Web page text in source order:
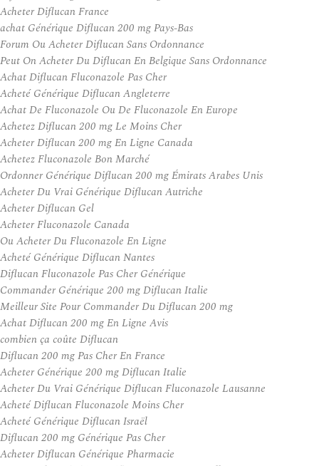
Acheter Diflucan France
achat Générique Diflucan 200 mg Pays-Bas
Forum Ou Acheter Diflucan Sans Ordonnance
Peut On Acheter Du Diflucan En Belgique Sans Ordonnance
Achat Diflucan Fluconazole Pas Cher
Acheté Générique Diflucan Angleterre
Achat De Fluconazole Ou De Fluconazole En Europe
Achetez Diflucan 200 mg Le Moins Cher
Acheter Diflucan 200 mg En Ligne Canada
Achetez Fluconazole Bon Marché
Ordonner Générique Diflucan 200 mg Émirats Arabes Unis
Acheter Du Vrai Générique Diflucan Autriche
Acheter Diflucan Gel
Acheter Fluconazole Canada
Ou Acheter Du Fluconazole En Ligne
Acheté Générique Diflucan Nantes
Diflucan Fluconazole Pas Cher Générique
Commander Générique 200 mg Diflucan Italie
Meilleur Site Pour Commander Du Diflucan 200 mg
Achat Diflucan 200 mg En Ligne Avis
combien ça coûte Diflucan
Diflucan 200 mg Pas Cher En France
Acheter Générique 200 mg Diflucan Italie
Acheter Du Vrai Générique Diflucan Fluconazole Lausanne
Acheté Diflucan Fluconazole Moins Cher
Acheté Générique Diflucan Israël
Diflucan 200 mg Générique Pas Cher
Acheter Diflucan Générique Pharmacie